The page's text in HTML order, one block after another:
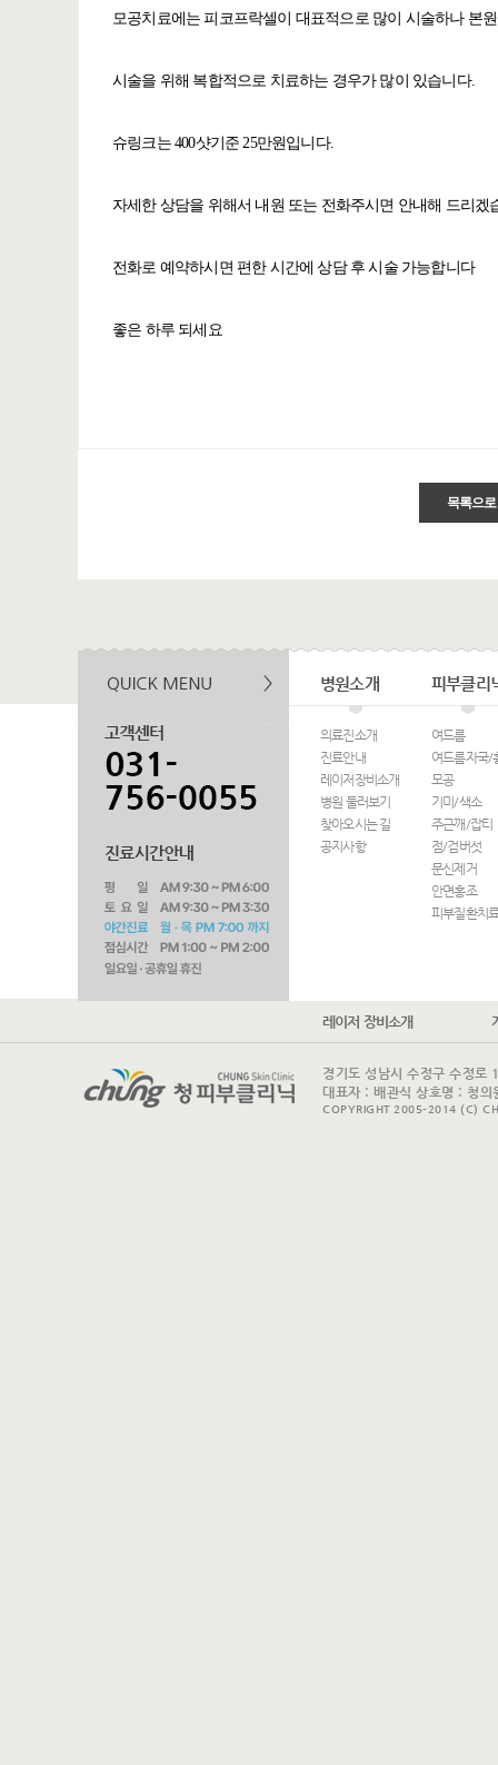
모공치료에는 피코프락셀이 대표적으로 많이 시술하나 본
시술을 위해 복합적으로 치료하는 경우가 많이 있습니다.
슈링크는 400샷기준 25만원입니다.
자세한 상담을 위해서 내원 또는 전화주시면 안내해 드리겠
전화로 예약하시면 편한 시간에 상담 후 시술 가능합니다
좋은 하루 되세요
목록으로
병원소개
의료진소개
진료안내
레이저장비소개
병원 둘러보기
찾아오시는 길
공지사항
피부클리
여드름
여드름자국/
모공
기미/색소
주근깨/잡티
점/검버섯
문신제거
안면홍조
피부질환치
레이저 장비소개
경기도 성남시 수정구 수정
대표자 : 배관식 상호명 : 청
COPYRIGHT 2005-2014 (C)